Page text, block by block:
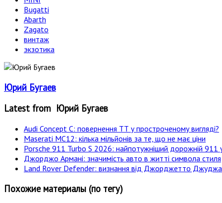
Bugatti
Abarth
Zagato
винтаж
экзотика
Юрий Бугаев
Latest from Юрий Бугаев
Audi Concept C: повернення ТТ у простроченому вигляді?
Maserati MC12: кілька мільйонів за те, що не має ціни
Porsche 911 Turbo S 2026: найпотужніший дорожній 911
Джорджо Армані: значимість авто в житті символа стиля
Land Rover Defender: визнання від Джорджетто
Похожие материалы (по тегу)